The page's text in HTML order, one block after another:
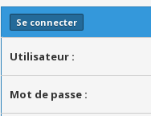
Se connecter
Utilisateur :
Mot de passe :